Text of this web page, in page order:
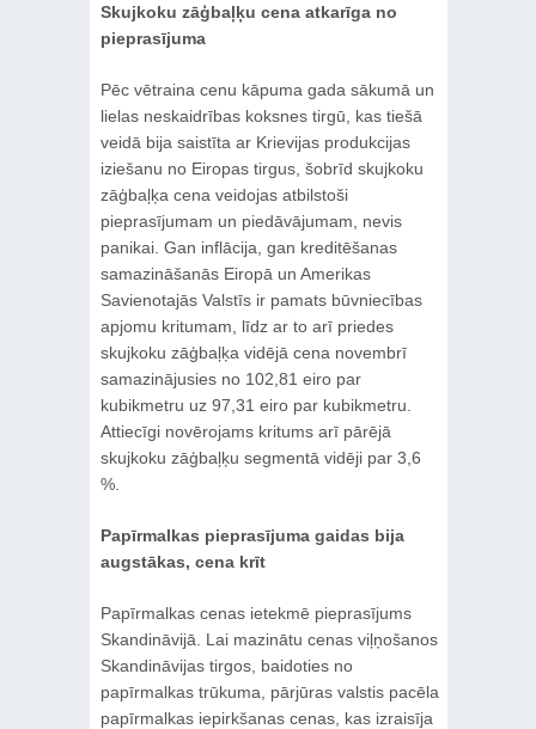
Skujkoku zāģbaļķu cena atkarīga no
pieprasījuma
Pēc vētraina cenu kāpuma gada sākumā un
lielas neskaidrības koksnes tirgū, kas tiešā
veidā bija saistīta ar Krievijas produkcijas
iziešanu no Eiropas tirgus, šobrīd skujkoku
zāģbaļķa cena veidojas atbilstoši
pieprasījumam un piedāvājumam, nevis
panikai. Gan inflācija, gan kreditēšanas
samazināšanās Eiropā un Amerikas
Savienotajās Valstīs ir pamats būvniecības
apjomu kritumam, līdz ar to arī priedes
skujkoku zāģbaļķa vidējā cena novembrī
samazinājusies no 102,81 eiro par
kubikmetru uz 97,31 eiro par kubikmetru.
Attiecīgi novērojams kritums arī pārējā
skujkoku zāģbaļķu segmentā vidēji par 3,6
%.
Papīrmalkas pieprasījuma gaidas bija
augstākas, cena krīt
Papīrmalkas cenas ietekmē pieprasījums
Skandināvijā. Lai mazinātu cenas viļņošanos
Skandināvijas tirgos, baidoties no
papīrmalkas trūkuma, pārjūras valstis pacēla
papīrmalkas iepirkšanas cenas, kas izraisīja